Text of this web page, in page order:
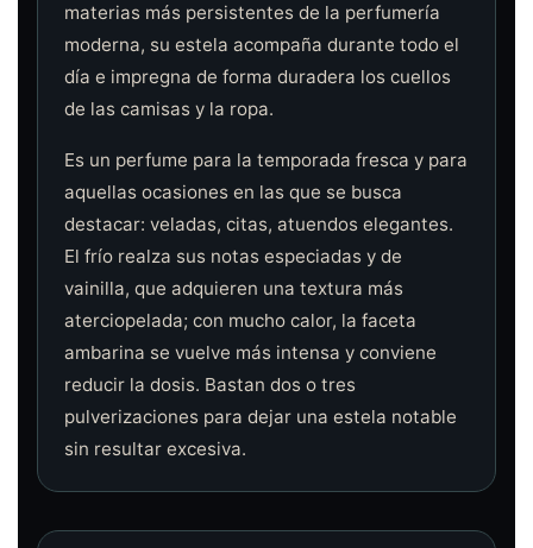
materias más persistentes de la perfumería
moderna, su estela acompaña durante todo el
día e impregna de forma duradera los cuellos
de las camisas y la ropa.
Es un perfume para la temporada fresca y para
aquellas ocasiones en las que se busca
destacar: veladas, citas, atuendos elegantes.
El frío realza sus notas especiadas y de
vainilla, que adquieren una textura más
aterciopelada; con mucho calor, la faceta
ambarina se vuelve más intensa y conviene
reducir la dosis. Bastan dos o tres
pulverizaciones para dejar una estela notable
sin resultar excesiva.